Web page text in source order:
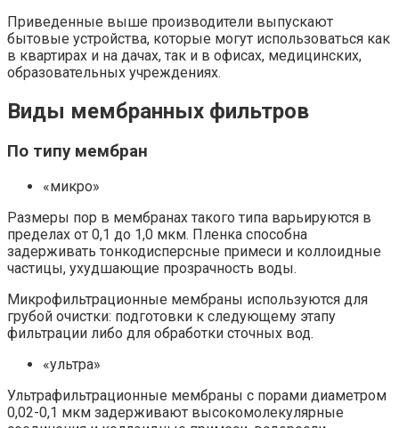
Приведенные выше производители выпускают
бытовые устройства, которые могут использоваться как
в квартирах и на дачах, так и в офисах, медицинских,
образовательных учреждениях.
Виды мембранных фильтров
По типу мембран
«микро»
Размеры пор в мембранах такого типа варьируются в
пределах от 0,1 до 1,0 мкм. Пленка способна
задерживать тонкодисперсные примеси и коллоидные
частицы, ухудшающие прозрачность воды.
Микрофильтрационные мембраны используются для
грубой очистки: подготовки к следующему этапу
фильтрации либо для обработки сточных вод.
«ультра»
Ультрафильтрационные мембраны с порами диаметром
0,02-0,1 мкм задерживают высокомолекулярные